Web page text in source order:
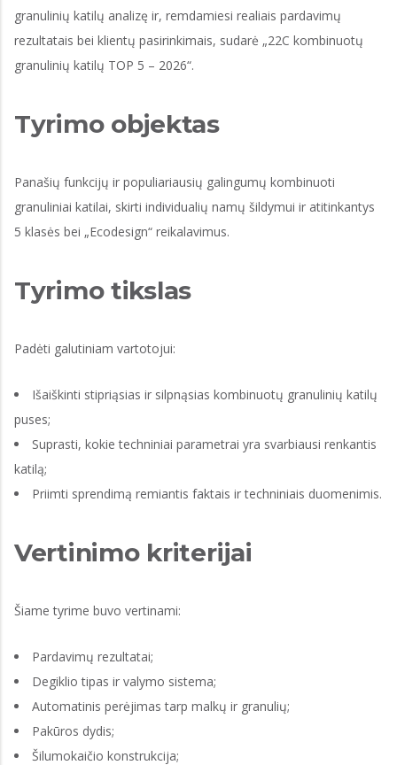
granulinių katilų analizę ir, remdamiesi realiais pardavimų
rezultatais bei klientų pasirinkimais, sudarė „22C kombinuotų
granulinių katilų TOP 5 – 2026“.
Tyrimo objektas
Panašių funkcijų ir populiariausių galingumų kombinuoti
granuliniai katilai, skirti individualių namų šildymui ir atitinkantys
5 klasės bei „Ecodesign“ reikalavimus.
Tyrimo tikslas
Padėti galutiniam vartotojui:
Išaiškinti stipriąsias ir silpnąsias kombinuotų granulinių katilų
puses;
Suprasti, kokie techniniai parametrai yra svarbiausi renkantis
katilą;
Priimti sprendimą remiantis faktais ir techniniais duomenimis.
Vertinimo kriterijai
Šiame tyrime buvo vertinami:
Pardavimų rezultatai;
Degiklio tipas ir valymo sistema;
Automatinis perėjimas tarp malkų ir granulių;
Pakūros dydis;
Šilumokaičio konstrukcija;